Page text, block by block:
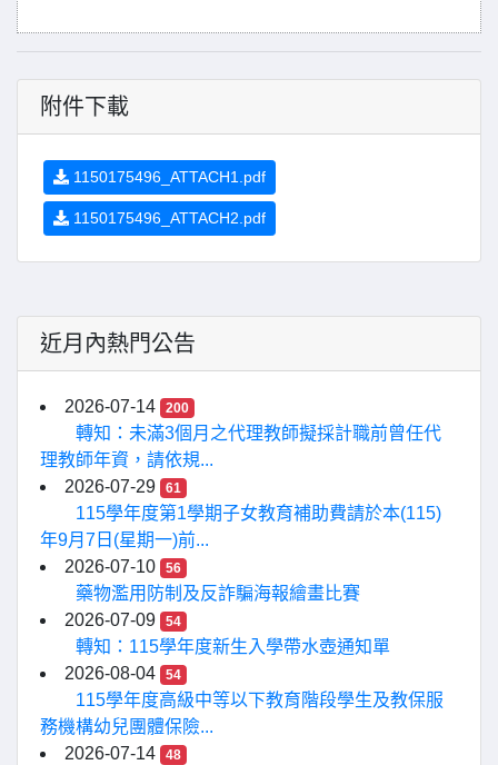
附件下載
1150175496_ATTACH1.pdf
1150175496_ATTACH2.pdf
近月內熱門公告
2026-07-14 200
轉知：未滿3個月之代理教師擬採計職前曾任代
理教師年資，請依規...
2026-07-29
61
115學年度第1學期子女教育補助費請於本(115)
年9月7日(星期一)前...
2026-07-10
56
藥物濫用防制及反詐騙海報繪畫比賽
2026-07-09
54
轉知：115學年度新生入學帶水壺通知單
2026-08-04
54
115學年度高級中等以下教育階段學生及教保服
務機構幼兒團體保險...
2026-07-14
48